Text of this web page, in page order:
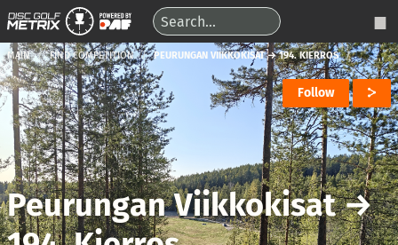
MAIN FIND COMPETITION PEURUNGAN VIIKKOKISAT → 194. KIERROS
Follow
Peurungan Viikkokisat→